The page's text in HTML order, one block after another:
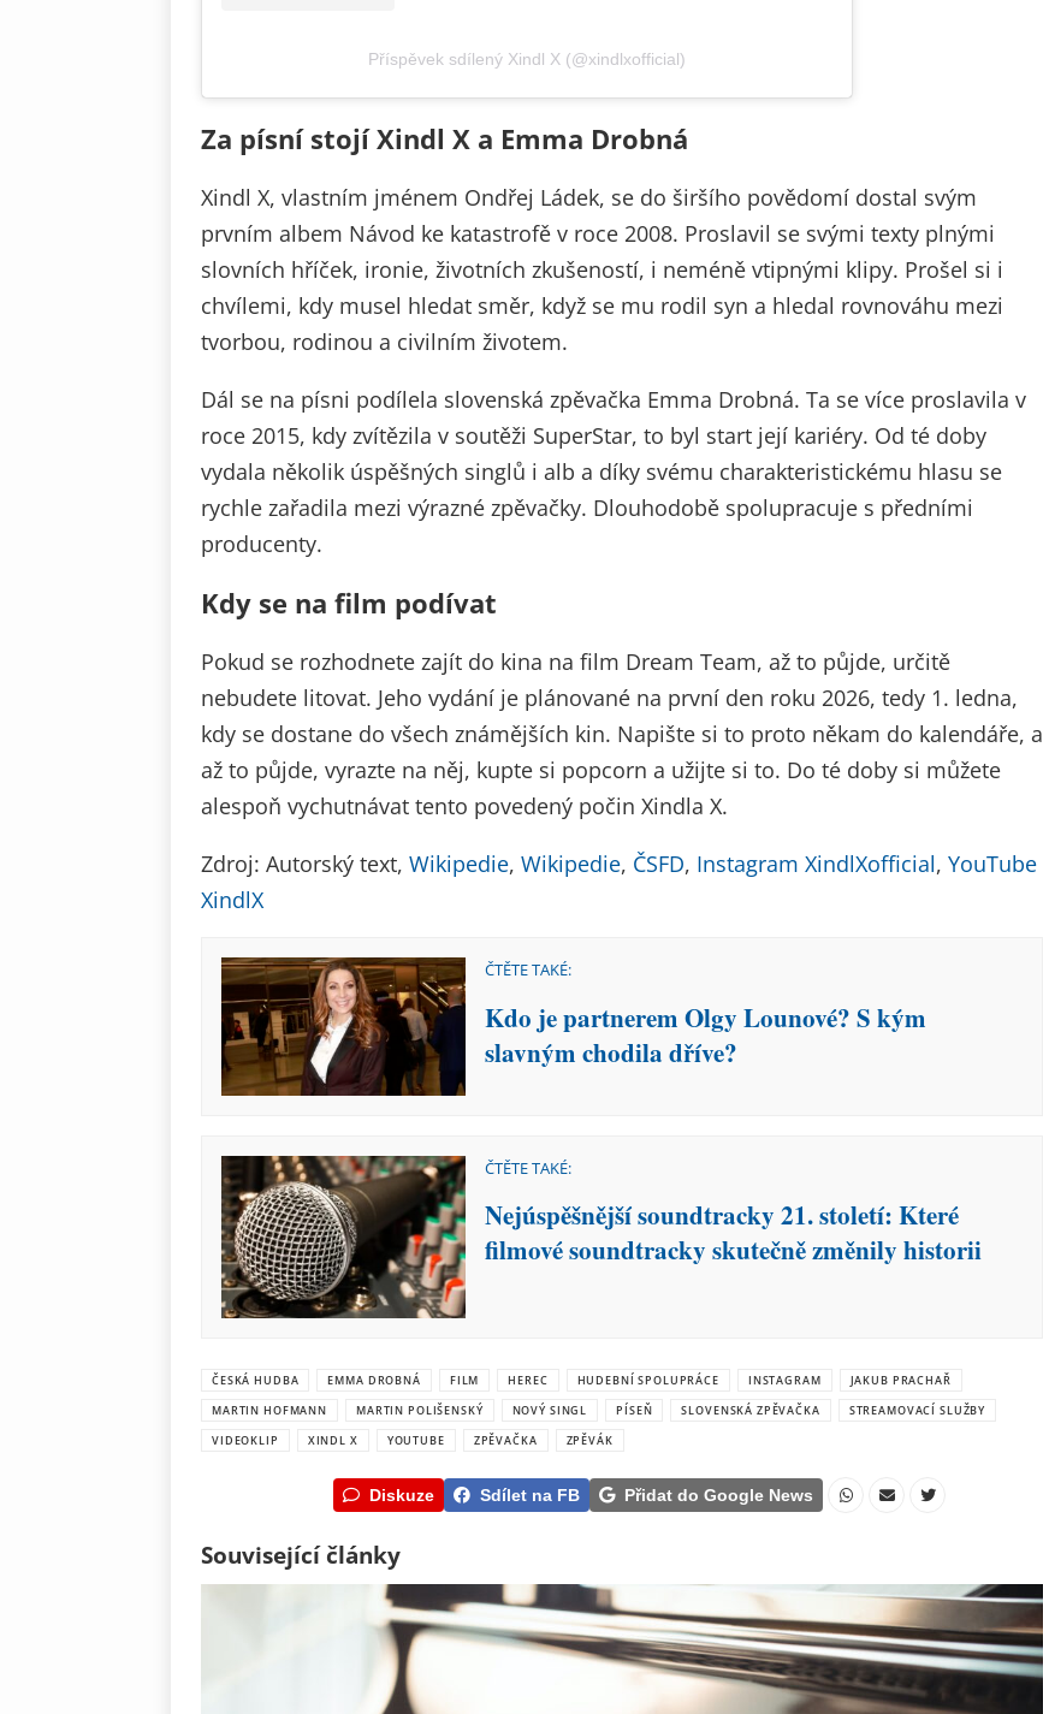
Příspěvek sdílený Xindl X (@xindlxofficial)
Za písní stojí Xindl X a Emma Drobná
Xindl X, vlastním jménem Ondřej Ládek, se do širšího povědomí dostal svým
prvním albem Návod ke katastrofě v roce 2008. Proslavil se svými texty plnými
slovních hříček, ironie, životních zkušeností, i neméně vtipnými klipy. Prošel si i
chvílemi, kdy musel hledat směr, když se mu rodil syn a hledal rovnováhu mezi
tvorbou, rodinou a civilním životem.
Dál se na písni podílela slovenská zpěvačka Emma Drobná. Ta se více proslavila v
roce 2015, kdy zvítězila v soutěži SuperStar, to byl start její kariéry. Od té doby
vydala několik úspěšných singlů i alb a díky svému charakteristickému hlasu se
rychle zařadila mezi výrazné zpěvačky. Dlouhodobě spolupracuje s předními
producenty.
Kdy se na film podívat
Pokud se rozhodnete zajít do kina na film Dream Team, až to půjde, určitě
nebudete litovat. Jeho vydání je plánované na první den roku 2026, tedy 1. ledna,
kdy se dostane do všech známějších kin. Napište si to proto někam do kalendáře, a
až to půjde, vyrazte na něj, kupte si popcorn a užijte si to. Do té doby si můžete
alespoň vychutnávat tento povedený počin Xindla X.
Zdroj: Autorský text, Wikipedie, Wikipedie, ČSFD, Instagram XindlXofficial, YouTube
XindlX
ČTĚTE TAKÉ:
Kdo je partnerem Olgy Lounové? S kým
slavným chodila dříve?
ČTĚTE TAKÉ:
Nejúspěšnější soundtracky 21. století: Které
filmové soundtracky skutečně změnily historii
ČESKÁ HUDBA EMMA DROBNÁ FILM HEREC HUDEBNÍ SPOLUPRÁCE INSTAGRAM
JAKUB PRACHAŘ
MARTIN HOFMANN
MARTIN POLIŠENSKÝ NOVÝ SINGL PÍSEŇ SLOVENSKÁ ZPĚVAČKA
STREAMOVACÍ SLUŽBY
VIDEOKLIP
XINDL X YOUTUBE ZPĚVAČKA ZPĚVÁK
Diskuze Sdílet na FB Přidat do Google News
Související články